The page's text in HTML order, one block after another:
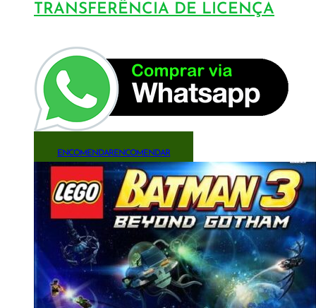
TRANSFERÊNCIA DE LICENÇA
ENCOMENDARENCOMENDAR